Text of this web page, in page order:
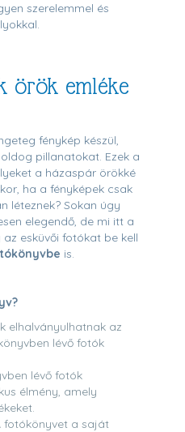
szerelemmel és
örök emléke
fénykép készül,
pillanatokat. Ezek a
a házaspár örökké
ha a fényképek csak
léteznek? Sokan úgy
elegendő, de mi itt a
esküvői fotókat be kell
is.
elhalványulhatnak az
lévő fotók
lévő fotók
élmény, amely
fotókönyvet a saját